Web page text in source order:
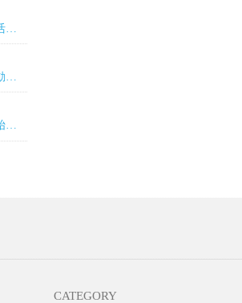
令和３年９月２４日（金）１年Ｄ組が校外清掃活動を行いました。
令和３年９月９日（木）１年Ｅ組が校外清掃活動を行いました。
令和３年８月２４日（火）令和３年度 ２学期始業式・新生徒会役員認証式
CATEGORY